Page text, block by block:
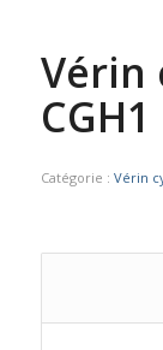
Vérin
CGH1
Catégorie : Vérin